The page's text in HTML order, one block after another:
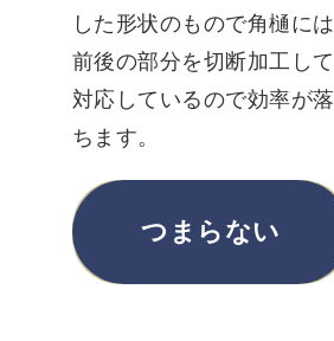
した形状のもので角樋には
前後の部分を切断加工して
対応しているので効率が落
ちます。
つまらない